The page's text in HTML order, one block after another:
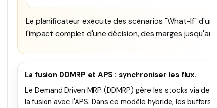
Le planificateur exécute des scénarios "What-If"
l'impact complet d'une décision, des marges
La fusion DDMRP et APS : synchroniser les flux.
Le Demand Driven MRP (DDMRP) gère les stocks via
la fusion avec l'APS. Dans ce modèle hybride, les